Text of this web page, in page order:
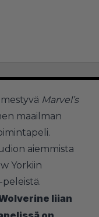
Marvel’s
maailman
aiemmista
Yorkiin
-peleistä.
liian